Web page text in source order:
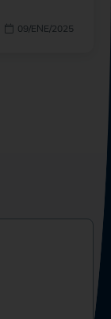
09/ENE/2025